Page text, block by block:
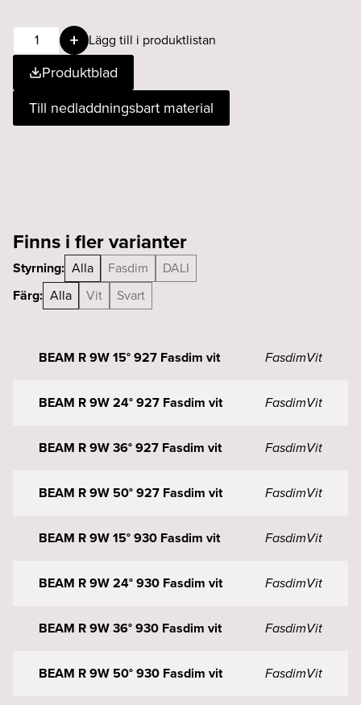
BEAM
R
9W
36°
927
Fasdim
Lägg till i produktlistan
Produktblad
Till nedladdningsbart material
Finns i fler varianter
Styrning: Alla Fasdim
DALI
Färg: Alla Vit Svart
BEAM R 9W 15° 927 Fasdim vit FasdimVit
BEAM R 9W 24° 927 Fasdim vit FasdimVit
BEAM R 9W 36° 927 Fasdim vit FasdimVit
BEAM R 9W 50° 927 Fasdim vit FasdimVit
BEAM R 9W 15° 930 Fasdim vit FasdimVit
BEAM R 9W 24° 930 Fasdim vit FasdimVit
BEAM R 9W 36° 930 Fasdim vit FasdimVit
BEAM R 9W 50° 930 Fasdim vit FasdimVit